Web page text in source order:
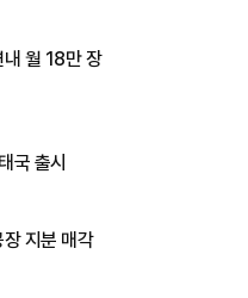
월 18만 장
국 출시
지분 매각